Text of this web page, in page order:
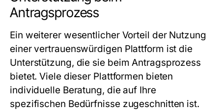
Antragsprozess
Ein weiterer wesentlicher Vorteil der Nutzung
einer vertrauenswürdigen Plattform ist die
Unterstützung, die sie beim Antragsprozess
bietet. Viele dieser Plattformen bieten
individuelle Beratung, die auf Ihre
spezifischen Bedürfnisse zugeschnitten ist.